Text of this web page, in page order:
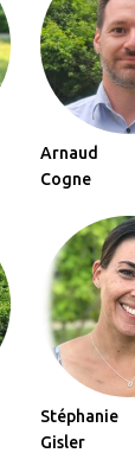
Arnaud
Cogne
Stéphanie
Gisler